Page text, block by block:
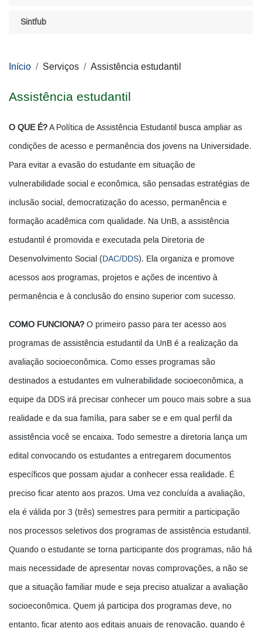
Sintfub
Início Serviços Assistência estudantil
Assistência estudantil
O QUE É?A Política de Assistência Estudantil busca ampliar as
condições de acesso e permanência dos jovens na Universidade.
Para evitar a evasão do estudante em situação de
vulnerabilidade social e econômica, são pensadas estratégias de
inclusão social, democratização do acesso, permanência e
formação acadêmica com qualidade. Na UnB, a assistência
estudantil é promovida e executada pela Diretoria de
Desenvolvimento Social (DAC/DDS). Ela organiza e promove
acessos aos programas, projetos e ações de incentivo à
permanência e à conclusão do ensino superior com sucesso.
COMO FUNCIONA? O primeiro passo para ter acesso aos
programas de assistência estudantil da UnB é a realização da
avaliação socioeconômica. Como esses programas são
destinados a estudantes em vulnerabilidade socioeconômica, a
equipe da DDS irá precisar conhecer um pouco mais sobre a sua
realidade e da sua família, para saber se e em qual perfil da
assistência você se encaixa. Todo semestre a diretoria lança um
edital convocando os estudantes a entregarem documentos
específicos que possam ajudar a conhecer essa realidade. É
preciso ficar atento aos prazos. Uma vez concluída a avaliação,
ela é válida por 3 (três) semestres para permitir a participação
nos processos seletivos dos programas de assistência estudantil.
Quando o estudante se torna participante dos programas, não há
mais necessidade de apresentar novas comprovações, a não se
que a situação familiar mude e seja preciso atualizar a avaliação
socioeconômica. Quem já participa dos programas deve, no
entanto, ficar atento aos editais anuais de renovação, quando é